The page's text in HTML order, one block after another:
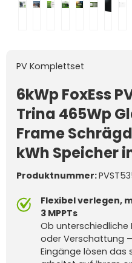
PV Komplettset
6kWp FoxEss
Trina 465Wp
Frame
kWh Speicher
Produktnummer:
Flexibel verlegen,
3 MPPTs
Ob unterschiedliche
oder Verschattung
Eingänge lösen das